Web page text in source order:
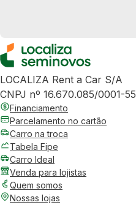
LOCALIZA Rent a Car S/A
CNPJ nº 16.670.085/0001-55
Financiamento
Parcelamento no cartão
Carro na troca
Tabela Fipe
Carro Ideal
Venda para lojistas
Quem somos
Nossas lojas